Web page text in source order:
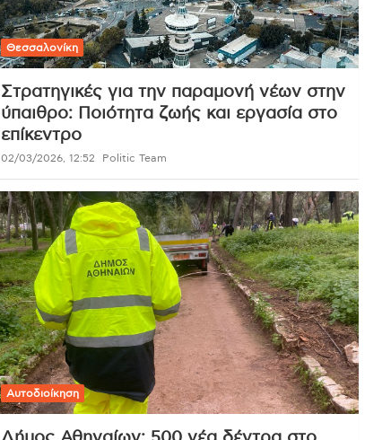
Θεσσαλονίκη
Στρατηγικές για την παραμονή νέων στην
ύπαιθρο: Ποιότητα ζωής και εργασία στο
επίκεντρο
02/03/2026, 12:52 Politic Team
Αυτοδιοίκηση